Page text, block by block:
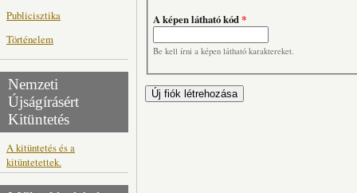
Publicisztika
Történelem
Nemzeti
Újságírásért
Kitüntetés
A kitüntetés és a
kitüntetettek.
A képen látható kód*
Be kell írni a képen látható karaktereket.